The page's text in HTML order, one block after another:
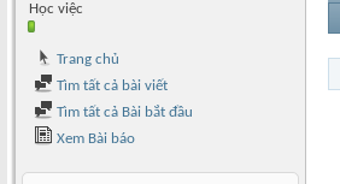
Học việc
Trang chủ
Tìm tất cả bài viết
Tìm tất cả Bài bắt đầu
Xem Bài báo